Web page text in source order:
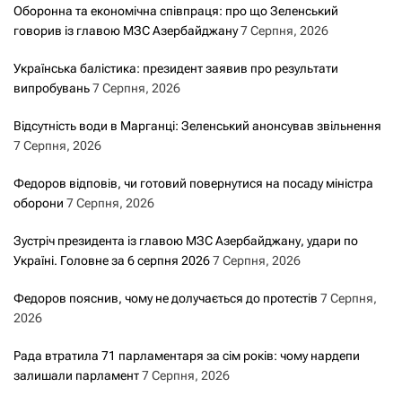
Оборонна та економічна співпраця: про що Зеленський
говорив із главою МЗС Азербайджану7 Серпня, 2026
Українська балістика: президент заявив про результати
випробувань7 Серпня, 2026
Відсутність води в Марганці: Зеленський анонсував звільнення
7 Серпня, 2026
Федоров відповів, чи готовий повернутися на посаду міністра
оборони 7 Серпня, 2026
Зустріч президента із главою МЗС Азербайджану, удари по
Україні. Головне за 6 серпня 20267 Серпня, 2026
Федоров пояснив, чому не долучається до протестів 7 Серпня,
2026
Рада втратила 71 парламентаря за сім років: чому нардепи
залишали парламент7 Серпня, 2026